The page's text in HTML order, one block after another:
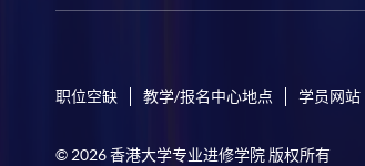
职位空缺 教学/报名中心地点 学员网站
© 2026 香港大学专业进修学院 版权所有